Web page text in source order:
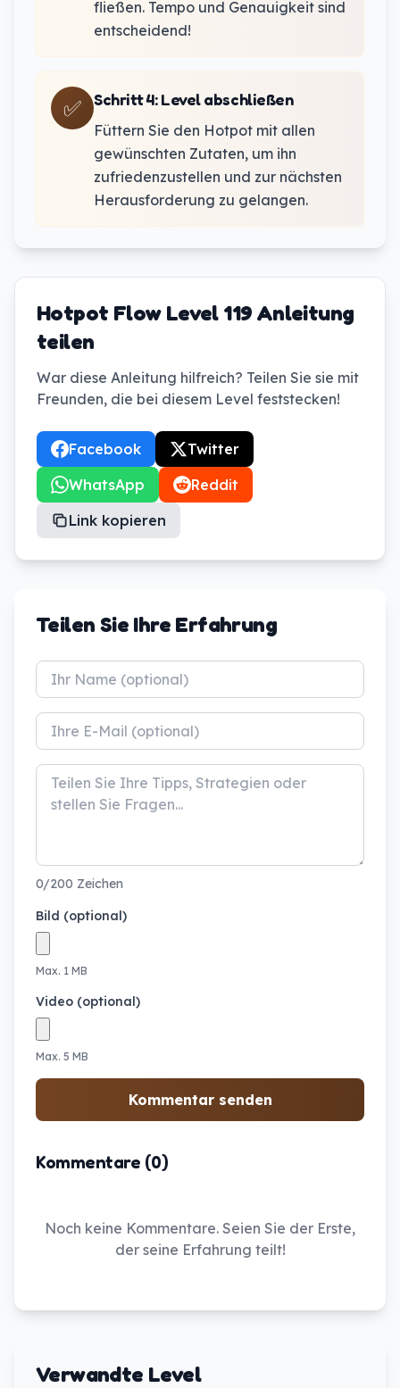
fließen. Tempo und Genauigkeit sind
entscheidend!
✅ Schritt 4:Level abschließen
Füttern Sie den Hotpot mit allen
gewünschten Zutaten, um ihn
zufriedenzustellen und zur nächsten
Herausforderung zu gelangen.
Hotpot Flow Level 119 Anleitung
teilen
War diese Anleitung hilfreich? Teilen Sie sie mit
Freunden, die bei diesem Level feststecken!
Facebook
Twitter
WhatsApp
Reddit
Link kopieren
Teilen Sie Ihre Erfahrung
0/200 Zeichen
Bild (optional)
Max. 1 MB
Video (optional)
Max. 5 MB
Kommentar senden
Kommentare (0)
Noch keine Kommentare. Seien Sie der Erste,
der seine Erfahrung teilt!
Verwandte Level